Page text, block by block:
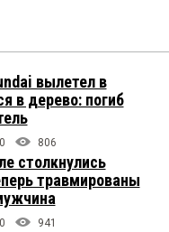
вылетел в
в дерево: погиб
0 806
столкнулись
травмированы
0 941